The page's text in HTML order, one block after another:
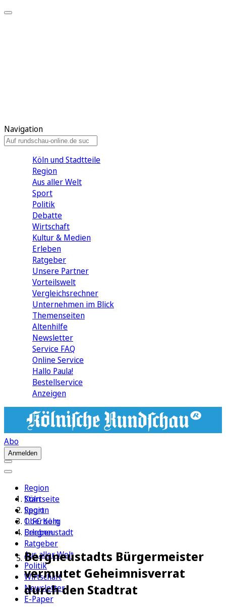
Navigation
Köln und Stadtteile
Region
Aus aller Welt
Sport
Politik
Debatte
Wirtschaft
Kultur & Medien
Erleben
Ratgeber
Unsere Partner
Vorteilswelt
Vergleichsrechner
Unternehmen im Blick
Themenseiten
Altenhilfe
Newsletter
Service FAQ
Online Service
Hallo Paula!
Bestellservice
Anzeigen
Abo
Anmelden
Region
Köln
Sport
1. FC Köln
Erleben
Ratgeber
Aus aller Welt
Politik
Wirtschaft
Newsletter
E-Paper
Startseite
Region
Oberberg
Bergneustadt
Bergneustadts Bürgermeister
vermutet Geheimnisverrat
durch den Stadtrat